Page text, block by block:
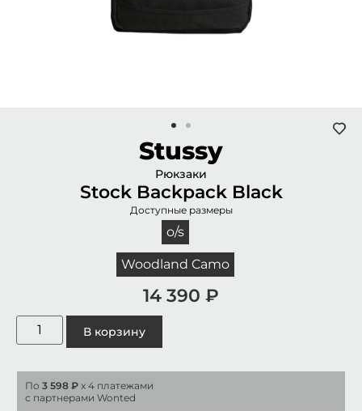
Stussy
Рюкзаки
Stock Backpack Black
Доступные размеры
o/s
Woodland Camo
14 390 ₽
В корзину
По 3 598 ₽ x 4 платежами
с партнерами Wonted